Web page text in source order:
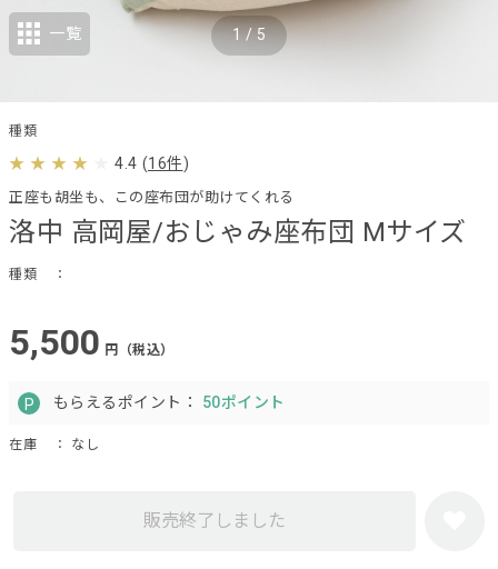
洛中 高岡屋/おじゃみ座布団 Mサイズ
正座も胡坐も、この座布団が助けてくれる
種類 ：
4.4 (16件)
5,500 円（税込）
もらえるポイント： 50ポイント
在庫 ： なし
販売終了しました
1/5
一覧
種類